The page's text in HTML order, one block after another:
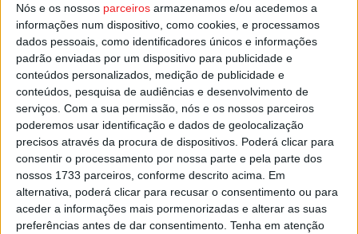
Nós e os nossos parceiros armazenamos e/ou acedemos a
informações num dispositivo, como cookies, e processamos
dados pessoais, como identificadores únicos e informações
padrão enviadas por um dispositivo para publicidade e
conteúdos personalizados, medição de publicidade e
conteúdos, pesquisa de audiências e desenvolvimento de
serviços. Com a sua permissão, nós e os nossos parceiros
poderemos usar identificação e dados de geolocalização
precisos através da procura de dispositivos. Poderá clicar para
consentir o processamento por nossa parte e pela parte dos
nossos 1733 parceiros, conforme descrito acima. Em
alternativa, poderá clicar para recusar o consentimento ou para
aceder a informações mais pormenorizadas e alterar as suas
preferências antes de dar consentimento. Tenha em atenção
O Município refere o Espaço do Cidadão oferece um serviço
de proximidade à população, com um atendimento rápido e
eficiente, permitindo aos cidadãos em geral o acesso a vários
serviços públicos. Explica queos utentes podem, por
exemplo, revalidar a Carta de Condução ou pedir a segunda
via deste cartão, ativar a chave móvel digital, pedir uma nova
senha ou de uma caderneta predial junto da Autoridade
Tributária, apresentar despesas junto da ADSE, alterar a
morada no Cartão de Cidadão e ou solicitar o Cartão Europeu
de Seguro de Doença, entre outros.